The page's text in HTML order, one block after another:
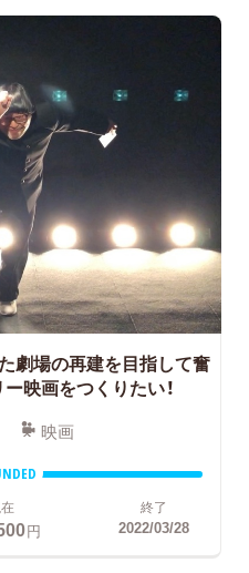
劇場の再建を目指して奮
映画をつくりたい！
映画
円
終了
2022/03/28